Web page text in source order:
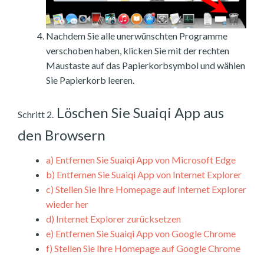
Nachdem Sie alle unerwünschten Programme
verschoben haben, klicken Sie mit der rechten
Maustaste auf das Papierkorbsymbol und wählen
Sie Papierkorb leeren.
Schritt 2. Löschen Sie Suaiqi App aus
den Browsern
a) Entfernen Sie Suaiqi App von Microsoft Edge
b) Entfernen Sie Suaiqi App von Internet Explorer
c) Stellen Sie Ihre Homepage auf Internet Explorer
wieder her
d) Internet Explorer zurücksetzen
e) Entfernen Sie Suaiqi App von Google Chrome
f) Stellen Sie Ihre Homepage auf Google Chrome